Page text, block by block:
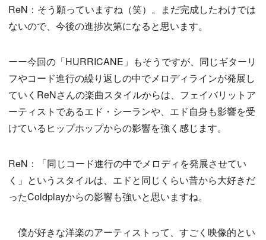
ReN：そう願っていますね（笑）。まだ完成したわけでは
ないので、今後の進捗次第になると思います。
ーー今回の「HURRICANE」もそうですが、同じギターリ
フやコード進行の繰り返しの中でメロディラインが発展し
ていくReNさんの楽曲スタイルからは、フェイバリットア
ーティストであるエド・シーランや、エド自身も影響を受
けているヒップホップからの影響を強く感じます。
ReN：「同じコード進行の中でメロディを発展させてい
く」というスタイルは、エドと同じくらい昔から大好きだ
ったColdplayからの影響も強いと思いますね。
僕が好きな洋楽のアーティストって、すごく映像的とい